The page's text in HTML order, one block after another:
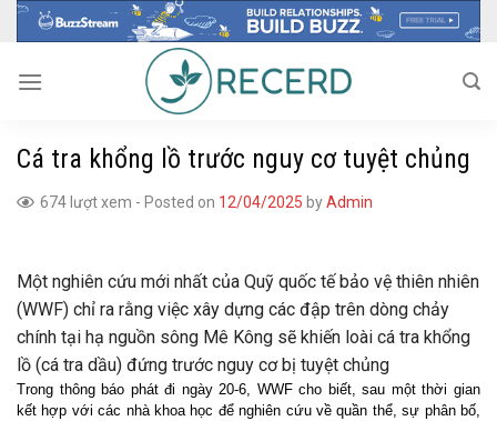
Skip
content
Cá tra khổng lồ trước nguy cơ tuyệt chủng
674 lượt xem - Posted on 12/04/2025 byAdmin
Một nghiên cứu mới nhất của Quỹ quốc tế bảo vệ thiên nhiên
(WWF) chỉ ra rằng việc xây dựng các đập trên dòng chảy
chính tại hạ nguồn sông Mê Kông sẽ khiến loài cá tra khổng
lồ (cá tra dầu) đứng trước nguy cơ bị tuyệt chủng
Trong thông báo phát đi ngày 20-6, WWF cho biết, sau một thời gian
kết hợp với các nhà khoa học để nghiên cứu về quần thể, sự phân bố,